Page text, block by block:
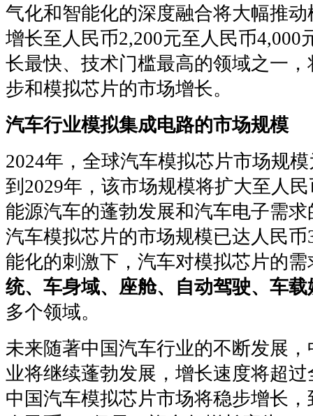
气化和智能化的深度融合将大幅推
增长至人民币2,200元至人民币4,000
长最快、技术门槛最高的领域之一
步和模拟芯片的市场增长。
汽车行业模拟集成电路的市场规模
2024年，全球汽车模拟芯片市场规
到2029年，该市场规模将扩大至人
能源汽车的蓬勃发展和汽车电子需
汽车模拟芯片的市场规模已达人民
能化的刺激下，汽车对模拟芯片的
统、车身域、座舱、自动驾驶、车
多个领域。
未来随著中国汽车行业的不断发展
业将继续蓬勃发展，增长速度将超
中国汽车模拟芯片市场将稳步增长